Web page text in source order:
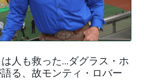
は人も救った…ダグラス・ホ
る、故モンティ・ロバー